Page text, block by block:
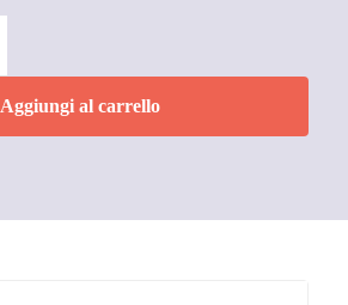
Aggiungi al carrello